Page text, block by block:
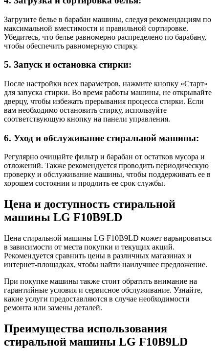
Загрузите белье в барабан машины, следуя рекомендациям по
максимальной вместимости и правильной сортировке.
Убедитесь, что белье равномерно распределено по барабану,
чтобы обеспечить равномерную стирку.
5. Запуск и остановка стирки:
После настройки всех параметров, нажмите кнопку «Старт»
для запуска стирки. Во время работы машины, не открывайте
дверцу, чтобы избежать прерывания процесса стирки. Если
вам необходимо остановить стирку, используйте
соответствующую кнопку на панели управления.
6. Уход и обслуживание стиральной машины:
Регулярно очищайте фильтр и барабан от остатков мусора и
отложений. Также рекомендуется проводить периодическую
проверку и обслуживание машины, чтобы поддерживать ее в
хорошем состоянии и продлить ее срок службы.
Цена и доступность стиральной
машины LG F10B9LD
Цена стиральной машины LG F10B9LD может варьироваться
в зависимости от места покупки и текущих акций.
Рекомендуется сравнить цены в различных магазинах и
интернет-площадках, чтобы найти наилучшее предложение.
При покупке машины также стоит обратить внимание на
гарантийные условия и сервисное обслуживание. Узнайте,
какие услуги предоставляются в случае необходимости
ремонта или замены деталей.
Преимущества использования
стиральной машины LG F10B9LD